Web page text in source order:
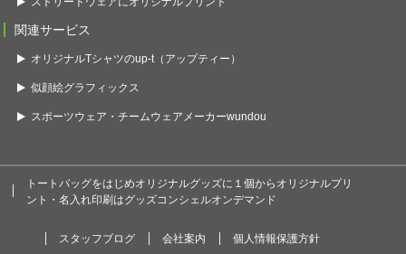
関連サービス
オリジナルTシャツのup-t（アップティー）
似顔絵グラフィックス
スポーツウェア・チームウェアメーカーwundou
トートバッグをはじめオリジナルグッズに１個からオリジナルプリ
ント・名入れ印刷はグッズコンシェルオンデマンド
スタッフブログ 会社案内 個人情報保護方針